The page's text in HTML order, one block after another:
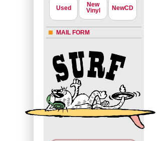
Used
New
Vinyl
NewCD
MAIL FORM